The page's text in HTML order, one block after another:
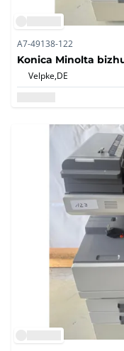
A7-49138-122
Konica Minolta
Velpke,DE